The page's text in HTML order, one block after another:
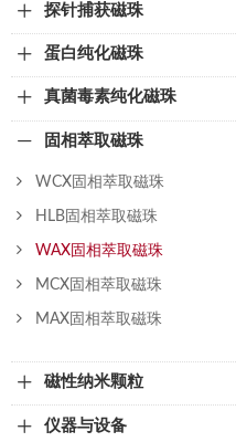
探针捕获磁珠
蛋白纯化磁珠
真菌毒素纯化磁珠
固相萃取磁珠
WCX固相萃取磁珠
HLB固相萃取磁珠
WAX固相萃取磁珠
MCX固相萃取磁珠
MAX固相萃取磁珠
磁性纳米颗粒
仪器与设备